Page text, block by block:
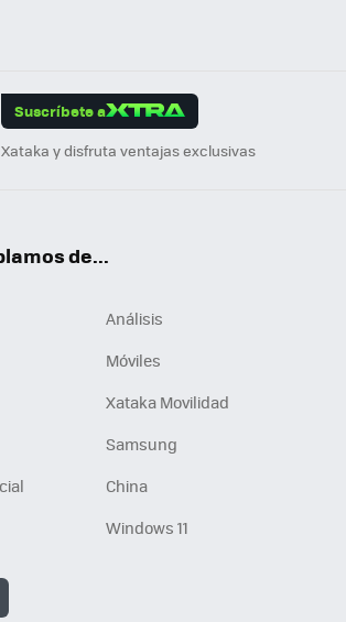
Suscríbete a
y disfruta ventajas exclusivas
de...
Análisis
Móviles
Xataka Movilidad
Samsung
China
Windows 11